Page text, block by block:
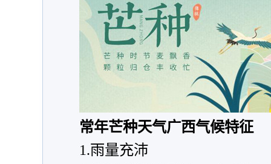
常年芒种天气广西气候特征
1.雨量充沛